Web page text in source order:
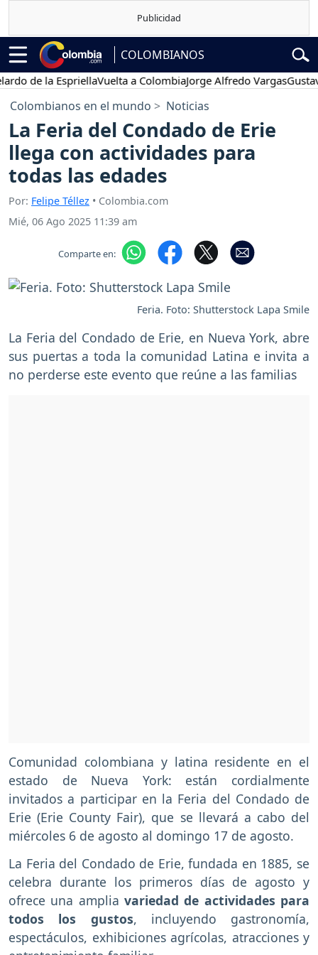
COLOMBIANOS
la EspriellaVuelta a ColombiaJorge Alfredo VargasGustavo
Colombianos en el mundo Noticias
La Feria del Condado de Erie
llega con actividades para
todas las edades
Por: Felipe Téllez • Colombia.com
Mié, 06 Ago 2025 11:39 am
Comparte en:
Feria. Foto: Shutterstock Lapa Smile
La Feria del Condado de Erie, en Nueva York, abre
sus puertas a toda la comunidad Latina e invita a
no perderse este evento que reúne a las familias
Comunidad colombiana y latina residente en el
estado de Nueva York: están cordialmente
invitados a participar en la Feria del Condado de
Erie (Erie County Fair), que se llevará a cabo del
miércoles 6 de agosto al domingo 17 de agosto.
La Feria del Condado de Erie, fundada en 1885, se
celebra durante los primeros días de agosto y
ofrece una amplia variedad de actividades para
todos los gustos, incluyendo gastronomía,
espectáculos, exhibiciones agrícolas, atracciones y